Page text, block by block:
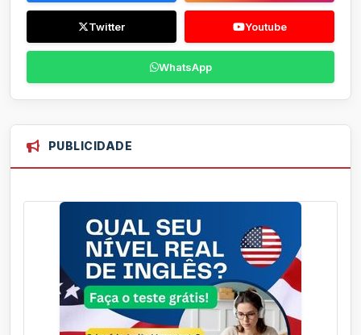
Twitter Youtube
WhatsApp
PUBLICIDADE